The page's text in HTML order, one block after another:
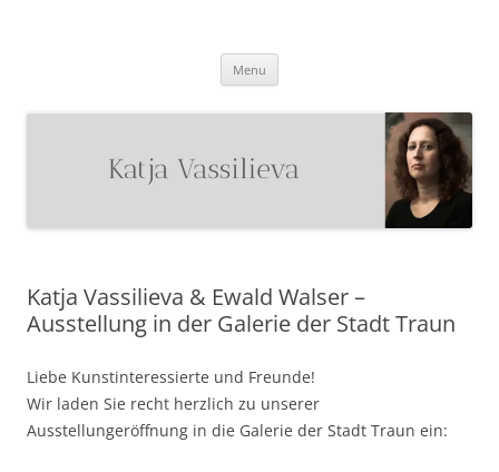
Menu
Katja Vassilieva & Ewald Walser –
Ausstellung in der Galerie der Stadt Traun
Liebe Kunstinteressierte und Freunde!
Wir laden Sie recht herzlich zu unserer
Ausstellungeröffnung in die Galerie der Stadt Traun ein: